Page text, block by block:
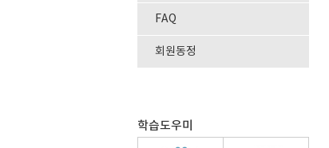
FAQ
회원동정
학습도우미